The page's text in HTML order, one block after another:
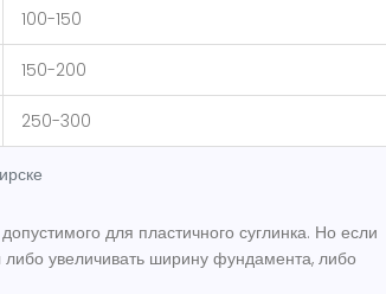
100-150
150-200
250-300
для пластичного суглинка. Но если
увеличивать ширину фундамента, либо